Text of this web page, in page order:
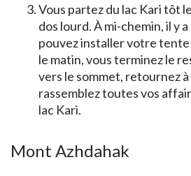
Vous partez du lac Kari tôt
dos lourd. À mi-chemin, il y
pouvez installer votre
le matin, vous terminez le
vers le sommet, retournez
rassemblez toutes vos
lac Kari.
Mont Azhdahak